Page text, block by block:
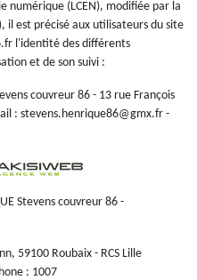
numérique (LCEN), modifiée par la
il est précisé aux utilisateurs du site
l'identité des différents
et de son suivi :
couvreur 86 - 13 rue François
: stevens.henrique86@gmx.fr -
Stevens couvreur 86 -
59100 Roubaix - RCS Lille
: 1007